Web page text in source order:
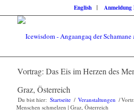
English Anmeldung
Vortrag: Das Eis im Herzen des
Graz, Österreich
Du bist hier: Startseite / Veranstaltungen /
Menschen schmelzen | Graz, Österreich